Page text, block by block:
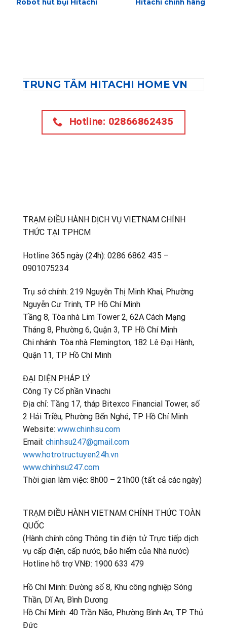
Robot hút bụi Hitachi Hitachi chính hãng
TRUNG TÂM HITACHI HOME VN
Hotline: 02866862435
TRẠM ĐIỀU HÀNH DỊCH VỤ VIETNAM CHÍNH
THỨC TẠI TPHCM
Hotline 365 ngày (24h): 0286 6862 435 –
0901075234
Trụ sở chính: 219 Nguyễn Thị Minh Khai, Phường
Nguyễn Cư Trinh, TP Hồ Chí Minh
Tầng 8, Tòa nhà Lim Tower 2, 62A Cách Mạng
Tháng 8, Phường 6, Quận 3, TP Hồ Chí Minh
Chi nhánh: Tòa nhà Flemington, 182 Lê Đại Hành,
Quận 11, TP Hồ Chí Minh
ĐẠI DIỆN PHÁP LÝ
Công Ty Cổ phần Vinachi
Địa chỉ: Tầng 17, tháp Bitexco Financial Tower, số
2 Hải Triều, Phường Bến Nghé, TP Hồ Chí Minh
Website: www.chinhsu.com
Email: chinhsu247@gmail.com
www.hotrotructuyen24h.vn
www.chinhsu247.com
Thời gian làm việc: 8h00 – 21h00 (tất cả các ngày)
TRẠM ĐIỀU HÀNH VIETNAM CHÍNH THỨC TOÀN
QUỐC
(Hành chính công Thông tin điện tử Trực tiếp dịch
vụ cấp điện, cấp nước, bảo hiểm của Nhà nước)
Hotline hỗ trợ VNĐ: 1900 633 479
Hồ Chí Minh: Đường số 8, Khu công nghiệp Sóng
Thần, Dĩ An, Bình Dương
Hồ Chí Minh: 40 Trần Não, Phường Bình An, TP Thủ
Đức